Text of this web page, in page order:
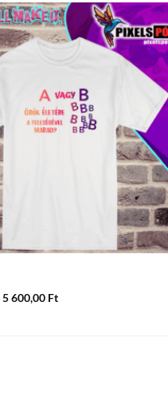
600,00 Ft
5 600,00 FtÁrtartomány: